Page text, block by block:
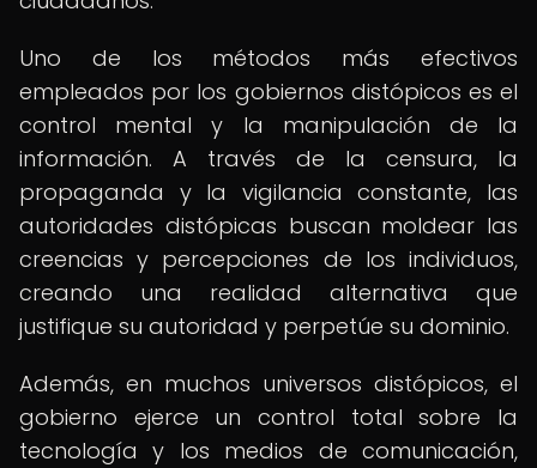
Uno de los métodos más efectivos
empleados por los gobiernos distópicos es el
control mental y la manipulación de la
información. A través de la censura, la
propaganda y la vigilancia constante, las
autoridades distópicas buscan moldear las
creencias y percepciones de los individuos,
creando una realidad alternativa que
justifique su autoridad y perpetúe su dominio.
Además, en muchos universos distópicos, el
gobierno ejerce un control total sobre la
tecnología y los medios de comunicación,